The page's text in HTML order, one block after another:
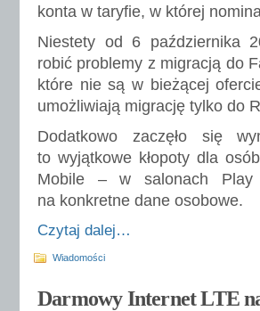
konta w taryfie, w której
Niestety od 6 października
robić problemy z migracją do
które nie są w bieżącej
umożliwiają migrację tylko do
Dodatkowo zaczęło się
to wyjątkowe kłopoty dla
Mobile – w salonach Play
na konkretne dane osobowe.
Czytaj dalej…
Wiadomości
Darmowy Internet LTE